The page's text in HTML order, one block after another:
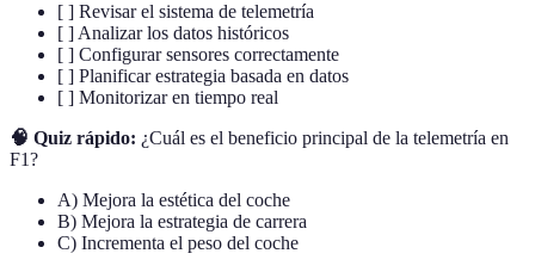
[ ] Revisar el sistema de telemetría
[ ] Analizar los datos históricos
[ ] Configurar sensores correctamente
[ ] Planificar estrategia basada en datos
[ ] Monitorizar en tiempo real
🧠 Quiz rápido: ¿Cuál es el beneficio principal de la telemetría en
F1?
A) Mejora la estética del coche
B) Mejora la estrategia de carrera
C) Incrementa el peso del coche